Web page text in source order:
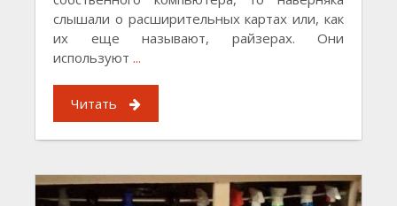
слышали о расширительных картах или, как
их еще называют, райзерах. Они
используют ...
Читать